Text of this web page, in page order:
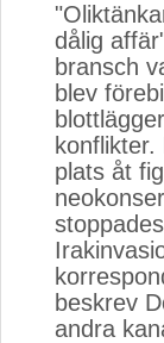
dålig
bransch
blev
plats åt
beskrev
andra